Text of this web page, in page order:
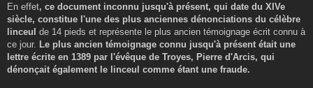
En effet, ce document inconnu jusqu'à présent, qui date du XIVe
siècle, constitue l'une des plus anciennes dénonciations du célèbre
linceul de 14 pieds et représente le plus ancien témoignage écrit connu à
ce jour. Le plus ancien témoignage connu jusqu'à présent était une
lettre écrite en 1389 par l'évêque de Troyes, Pierre d'Arcis, qui
dénonçait également le linceul comme étant une fraude.